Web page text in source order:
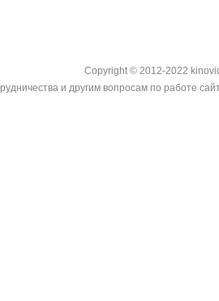
Copyright © 2012-2022
и другим вопросам по работе